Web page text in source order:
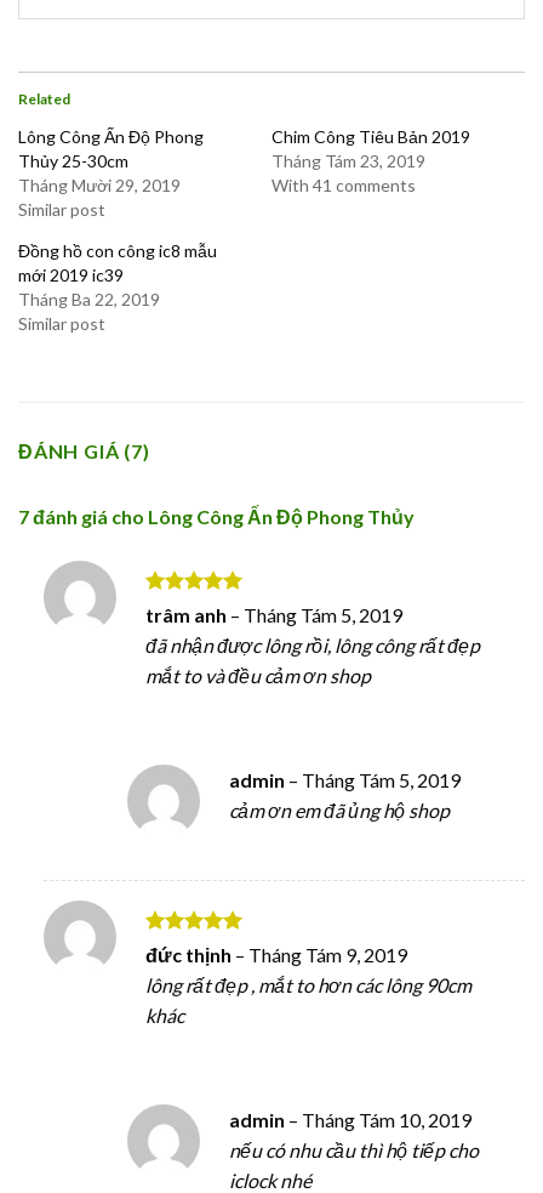
Related
Lông Công Ấn Độ Phong
Thủy 25-30cm
Tháng Mười 29, 2019
Similar post
Chim Công Tiêu Bản 2019
Tháng Tám 23, 2019
With 41 comments
Đồng hồ con công ic8 mẫu
mới 2019 ic39
Tháng Ba 22, 2019
Similar post
ĐÁNH GIÁ (7)
7 đánh giá cho Lông Công Ấn Độ Phong Thủy
Được xếp
hạng 55
sao
trâm anh – Tháng Tám 5, 2019
đã nhận được lông rồi, lông công rất đẹp
mắt to và đều cảm ơn shop
admin – Tháng Tám 5, 2019
cảm ơn em đã ủng hộ shop
Được xếp
hạng55
sao
đức thịnh – Tháng Tám 9, 2019
lông rất đẹp , mắt to hơn các lông 90cm
khác
admin – Tháng Tám 10, 2019
nếu có nhu cầu thì hộ tiếp cho
iclock nhé